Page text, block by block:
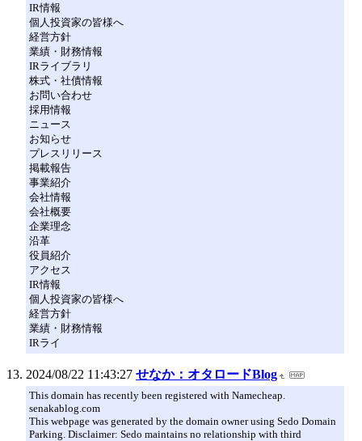
IR情報
個人投資家の皆様へ
経営方針
業績・財務情報
IRライブラリ
株式・社債情報
お問い合わせ
採用情報
ニュース
お知らせ
プレスリリース
掲載報告
事業紹介
会社情報
会社概要
企業理念
沿革
役員紹介
アクセス
IR情報
個人投資家の皆様へ
経営方針
業績・財務情報
IRライ
2024/08/22 11:43:27 せなか：オタロードBlog
This domain has recently been registered with Namecheap.
senakablog.com
This webpage was generated by the domain owner using Sedo Domain
Parking. Disclaimer: Sedo maintains no relationship with third